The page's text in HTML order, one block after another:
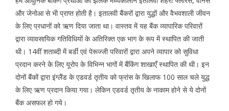
और जेनोआ से भी प्राप्त होती है। इतालवी बैंकरों द्वारा युद्धों और वैभवशाली जीवन
के लिए प्रधानों को ऋण दिया जाता था। वास्तव में यह बैंक व्यापारिक परिवारों
द्वारा व्यावसायिक गतिविधियों के अतिरिक्त एक भाग के रूप में स्थापित की जाती
थी। 14वीं शताब्दी में बर्डी एवं पेरूज्जी परिवारों द्वारा अपने व्यापार को सुविधा
प्रदान करने के लिए यूरोप के विभिन्न भागों में बैंकिंग शाखाएँ स्थापित की थी। इन
दोनों बैंकों द्वारा इंग्लैंड के एडवर्ड तृतीय को फ्रांस के खिलाफ 100 साल चले युद्ध
के लिए ऋण प्रदान किया गया। लेकिन एडवर्ड तृतीय के नाकाम होने से ये दोनों
बैंक असफल हो गये।